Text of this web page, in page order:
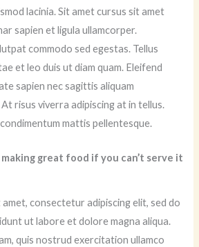
lacinia. Sit amet cursus sit amet
sapien et ligula ullamcorper.
commodo sed egestas. Tellus
et leo duis ut diam quam. Eleifend
sapien nec sagittis aliquam
risus viverra adipiscing at in tellus.
mattis pellentesque.
great food if you can’t serve it
consectetur adipiscing elit, sed do
ut labore et dolore magna aliqua.
quis nostrud exercitation ullamco